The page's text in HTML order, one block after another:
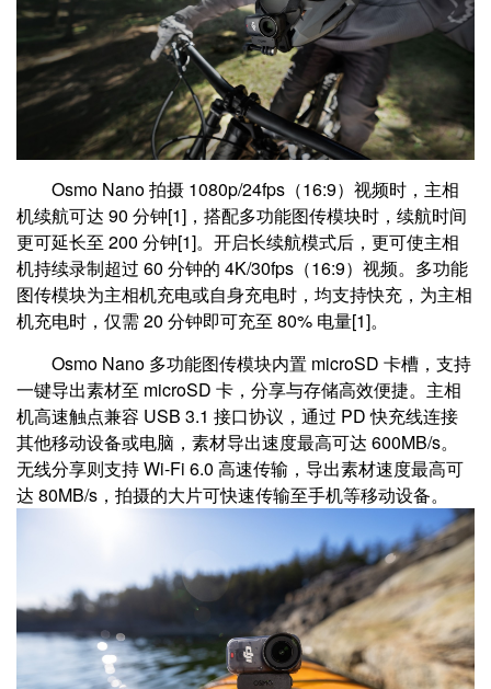
Osmo Nano 拍摄 1080p/24fps（16:9）视频时，主相
机续航可达 90 分钟[1]，搭配多功能图传模块时，续航时间
更可延长至 200 分钟[1]。开启长续航模式后，更可使主相
机持续录制超过 60 分钟的 4K/30fps（16:9）视频。多功能
图传模块为主相机充电或自身充电时，均支持快充，为主相
机充电时，仅需 20 分钟即可充至 80% 电量[1]。
Osmo Nano 多功能图传模块内置 microSD 卡槽，支持
一键导出素材至 microSD 卡，分享与存储高效便捷。主相
机高速触点兼容 USB 3.1 接口协议，通过 PD 快充线连接
其他移动设备或电脑，素材导出速度最高可达 600MB/s。
无线分享则支持 Wi-Fi 6.0 高速传输，导出素材速度最高可
达 80MB/s，拍摄的大片可快速传输至手机等移动设备。